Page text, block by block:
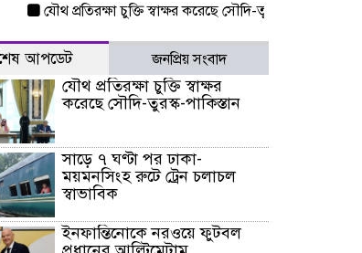
যৌথ প্রতিরক্ষা চুক্তি স্বাক্ষর করেছে সৌদি-তুরস্ক-পাকিস্তান
আপডেট জনপ্রিয় সংবাদ
যৌথ প্রতিরক্ষা চুক্তি স্বাক্ষর
করেছে সৌদি-তুরস্ক-পাকিস্তান
সাড়ে ৭ ঘণ্টা পর ঢাকা-
ময়মনসিংহ রুটে ট্রেন চলাচল
স্বাভাবিক
ইনফান্তিনোকে নরওয়ে ফুটবল